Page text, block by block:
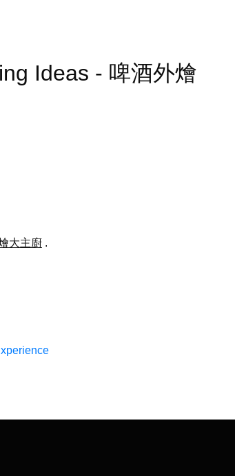
Ideas - 啤酒外燴
大主廚 .